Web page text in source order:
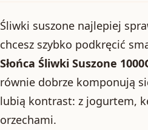
Śliwki suszone najlepiej
chcesz szybko podkręcić
Słońca Śliwki Suszone
równie dobrze komponują
lubią kontrast: z jogurtem,
orzechami.